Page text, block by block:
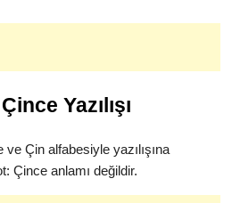
Yazılışı
Çin alfabesiyle yazılışına
Çince anlamı değildir.